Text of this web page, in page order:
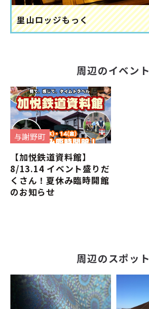
里山ロッジもっく
周辺のイベント
与謝野町
【加悦鉄道資料館】
8/13.14 イベント盛りだ
くさん！夏休み臨時開館
のお知らせ
周辺のスポット